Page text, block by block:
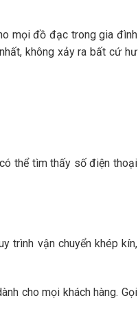
mọi đồ đạc trong gia đình
không xảy ra bất cứ hư
thể tìm thấy số điện thoại
trình vận chuyển khép kín,
cho mọi khách hàng. Gọi